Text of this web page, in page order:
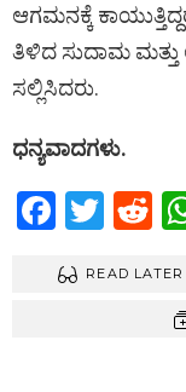
ಆಗಮನಕ್ಕೆ
ತಿಳಿದ ಸುದಾಮ ಮತ್ತು
ಸಲ್ಲಿಸಿದರು.
ಧನ್ಯವಾದಗಳು.
F
ce
T
tt
R
d
di
READ LATER